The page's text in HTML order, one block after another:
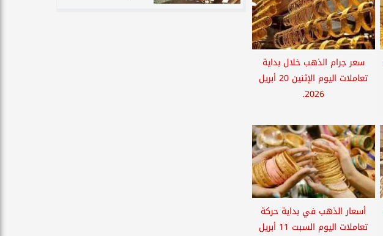
سعر جرام الذهب خلال بداية
تعاملات اليوم الإثنين 20 أبريل
2026.
أسعار الذهب في بداية حركة
تعاملات اليوم السبت 11 أبريل